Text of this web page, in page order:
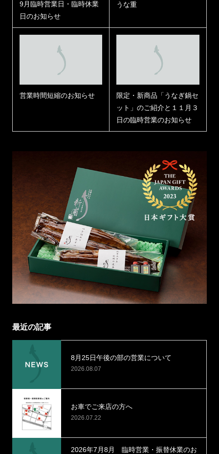
9月臨時営業日・臨時休業
日のお知らせ
うな重
営業時間短縮のお知らせ
限定・新商品「うなぎ鍋セ
ット」のご紹介と１１月３
日の臨時営業のお知らせ
最近の記事
8月25日午後の部の営業について
2026.08.07
お車でご来店の方へ
2026.07.22
2026年7月8月 臨時営業・振替休業のお